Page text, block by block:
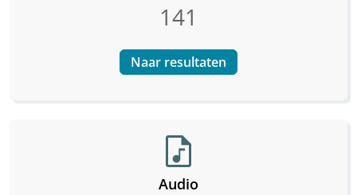
141
Naar resultaten
audio_file
Audio